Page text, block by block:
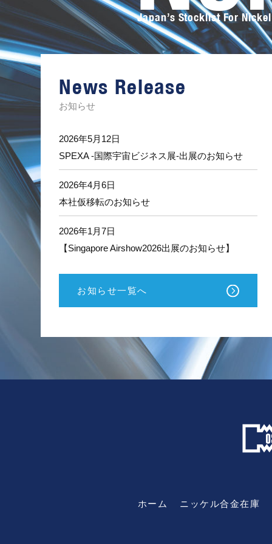
オ
ー
サ
テ
ン
タ
ル
ー
ト
Japan’s Stocklist For
News Release
お知らせ
2026年5月12日
SPEXA -国際宇宙ビジネス展-出展のお知らせ
2026年4月6日
本社仮移転のお知らせ
2026年1月7日
【Singapore Airshow2026出展のお知らせ】
お知らせ一覧へ
ホーム ニッケル合金在庫